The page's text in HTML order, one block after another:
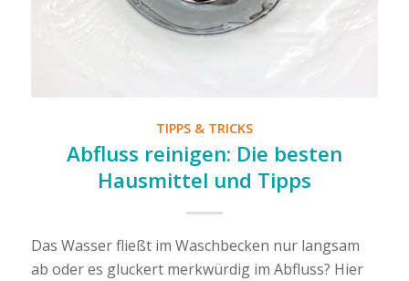
TIPPS & TRICKS
Abfluss reinigen: Die besten
Hausmittel und Tipps
Das Wasser fließt im Waschbecken nur langsam
ab oder es gluckert merkwürdig im Abfluss? Hier